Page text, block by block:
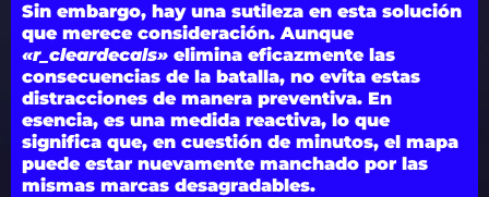
Sin embargo, hay una sutileza en esta solución
que merece consideración. Aunque
«r_cleardecals» elimina eficazmente las
consecuencias de la batalla, no evita estas
distracciones de manera preventiva. En
esencia, es una medida reactiva, lo que
significa que, en cuestión de minutos, el mapa
puede estar nuevamente manchado por las
mismas marcas desagradables.